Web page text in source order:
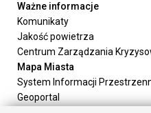
Ważne informacje
Komunikaty
Jakość powietrza
Centrum Zarządzania
Mapa Miasta
System Informacji
Geoportal